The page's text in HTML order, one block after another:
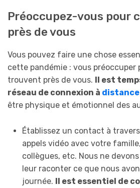
Préoccupez-vous pour
près de vous
Vous pouvez faire une chose
cette pandémie : vous préoccuper
trouvent près de vous. Il est
réseau de connexion à distance
être physique et émotionnel des
Établissez un contact à
appels vidéo avec votre
collègues, etc. Nous ne
leur raconter ce que nous
journée. Il est essentiel de